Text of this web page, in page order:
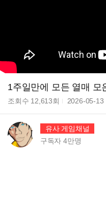
1주일만에 모든 열매 모
조회수 12,613회 2026-05-13
유사 게임채널
구독자4만명